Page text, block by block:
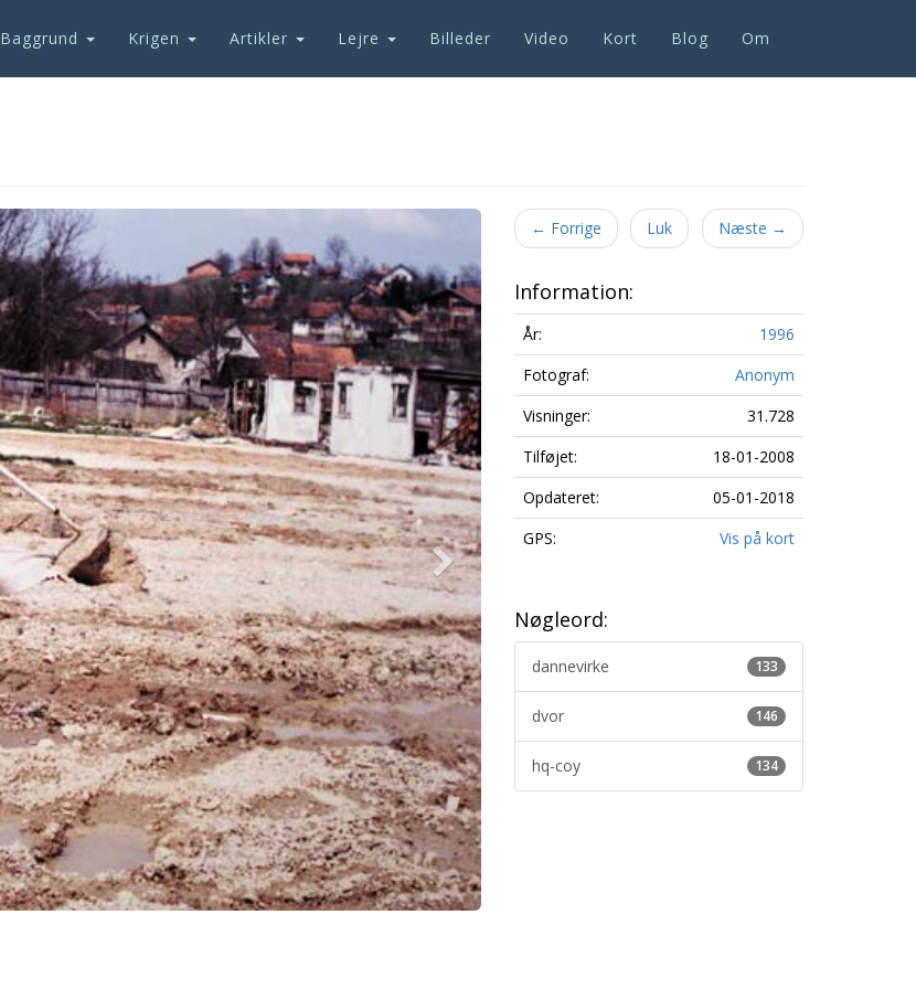
Baggrund Krigen Artikler Lejre Billeder Video Kort Blog Om
← Forrige Luk Næste →
Information:
År:
1996
Fotograf:
Anonym
Visninger:
31.728
Tilføjet:
18-01-2008
Opdateret:
05-01-2018
GPS:
Vis på kort
Nøgleord:
133
dannevirke
146
dvor
134
hq-coy